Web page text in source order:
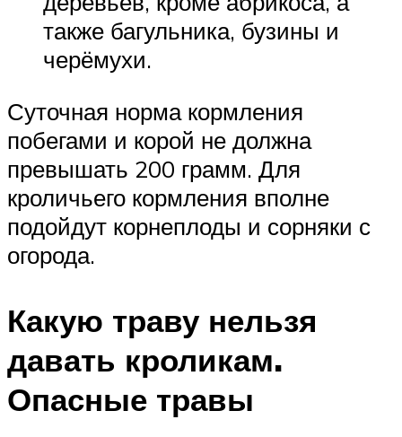
также багульника, бузины и
черёмухи.
Суточная норма кормления
побегами и корой не должна
превышать 200 грамм. Для
кроличьего кормления вполне
подойдут корнеплоды и сорняки с
огорода.
Какую траву нельзя
давать кроликам.
Опасные травы